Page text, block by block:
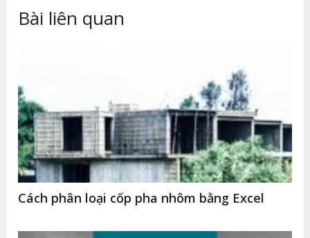
Bài liên quan
Cách phân loại cốp pha nhôm bằng Excel